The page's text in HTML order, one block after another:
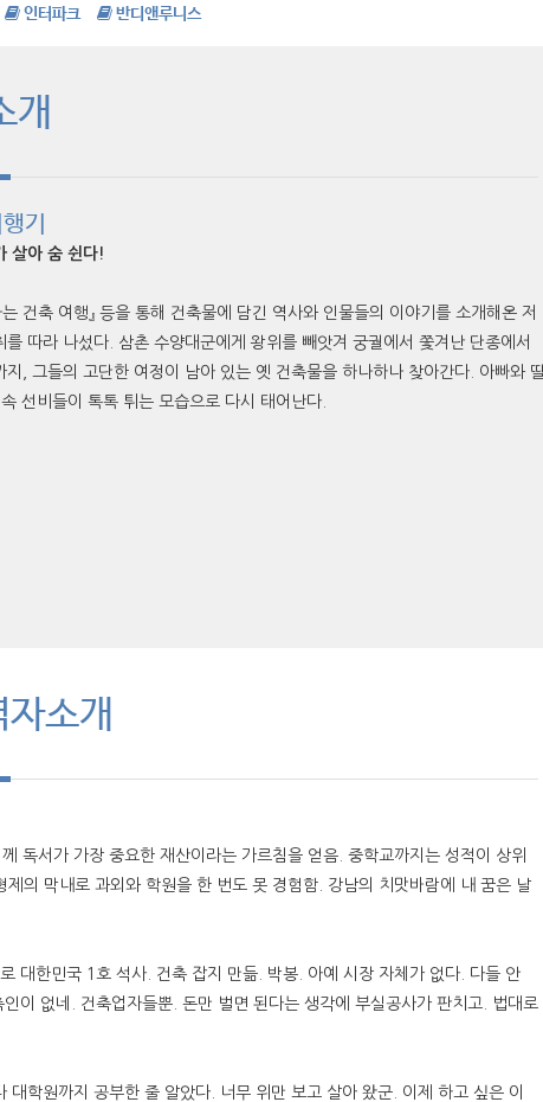
인터파크 반디앤루니스
개
기
살아 숨 쉰다!
건축 여행』 등을 통해 건축물에 담긴 역사와 인물들의 이야기를 소개해온 저
따라 나섰다. 삼촌 수양대군에게 왕위를 빼앗겨 궁궐에서 쫓겨난 단종에서
지, 그들의 고단한 여정이 남아 있는 옛 건축물을 하나하나 찾아간다. 아빠와
선비들이 톡톡 튀는 모습으로 다시 태어난다.
소개
독서가 가장 중요한 재산이라는 가르침을 얻음. 중학교까지는 성적이 상위
의 막내로 과외와 학원을 한 번도 못 경험함. 강남의 치맛바람에 내 꿈은 날
대한민국 1호 석사. 건축 잡지 만듦. 박봉. 아예 시장 자체가 없다. 다들 안
이 없네. 건축업자들뿐. 돈만 벌면 된다는 생각에 부실공사가 판치고. 법대로
학원까지 공부한 줄 알았다. 너무 위만 보고 살아 왔군. 이제 하고 싶은 이